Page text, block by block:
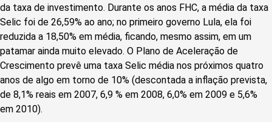
da taxa de investimento. Durante os anos FHC, a média da taxa
Selic foi de 26,59% ao ano; no primeiro governo Lula, ela foi
reduzida a 18,50% em média, ficando, mesmo assim, em um
patamar ainda muito elevado. O Plano de Aceleração de
Crescimento prevê uma taxa Selic média nos próximos quatro
anos de algo em torno de 10% (descontada a inflação prevista,
de 8,1% reais em 2007, 6,9 % em 2008, 6,0% em 2009 e 5,6%
em 2010).